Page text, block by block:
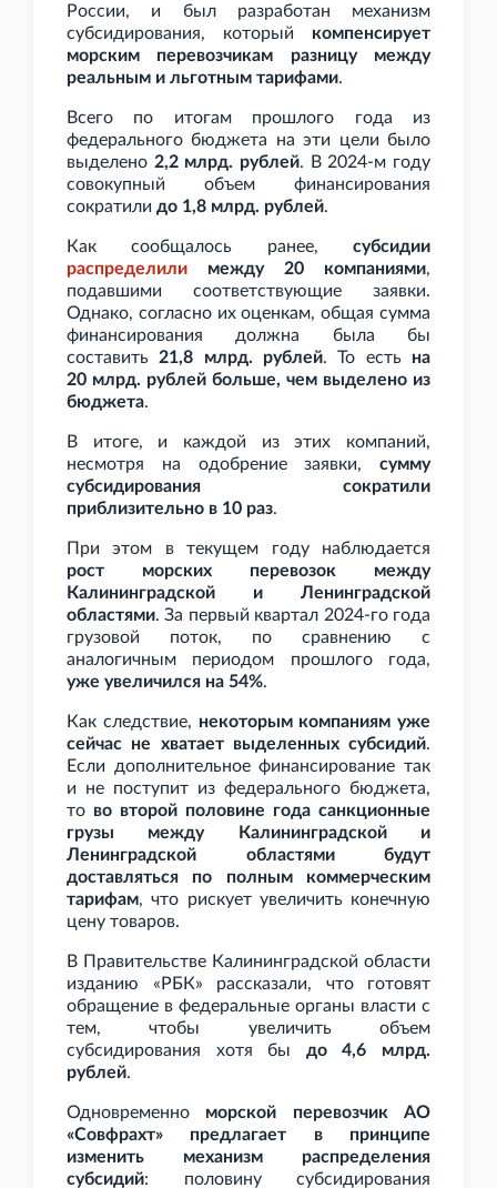
России, и был разработан механизм
субсидирования, который компенсирует
морским перевозчикам разницу между
реальным и льготным тарифами.
Всего по итогам прошлого года из
федерального бюджета на эти цели было
выделено 2,2 млрд. рублей. В 2024-м году
совокупный объем финансирования
сократили до 1,8 млрд. рублей.
Как сообщалось ранее, субсидии
распределили между 20 компаниями,
подавшими соответствующие заявки.
Однако, согласно их оценкам, общая сумма
финансирования должна была бы
составить 21,8 млрд. рублей. То есть на
20 млрд. рублей больше, чем выделено из
бюджета.
В итоге, и каждой из этих компаний,
несмотря на одобрение заявки, сумму
субсидирования сократили
приблизительно в 10 раз.
При этом в текущем году наблюдается
рост морских перевозок между
Калининградской и Ленинградской
областями. За первый квартал 2024-го года
грузовой поток, по сравнению с
аналогичным периодом прошлого года,
уже увеличился на 54%.
Как следствие, некоторым компаниям уже
сейчас не хватает выделенных субсидий.
Если дополнительное финансирование так
и не поступит из федерального бюджета,
то во второй половине года санкционные
грузы между Калининградской и
Ленинградской областями будут
доставляться по полным коммерческим
тарифам, что рискует увеличить конечную
цену товаров.
В Правительстве Калининградской области
изданию «РБК» рассказали, что готовят
обращение в федеральные органы власти с
тем, чтобы увеличить объем
субсидирования хотя бы до 4,6
млрд.
рублей.
Одновременно морской перевозчик АО
«Совфрахт» предлагает в принципе
изменить механизм распределения
субсидий: половину субсидирования